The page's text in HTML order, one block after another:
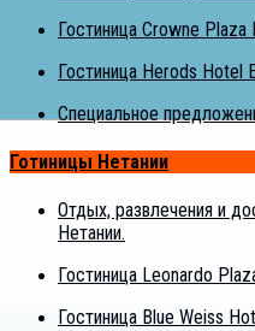
Гостиница Crowne Plaza
Гостиница Herods Hotel
Специальное
Готиницы Нетании
Отдых, развлечения и
Нетании.
Гостиница Leonardo
Гостиница Blue Weiss